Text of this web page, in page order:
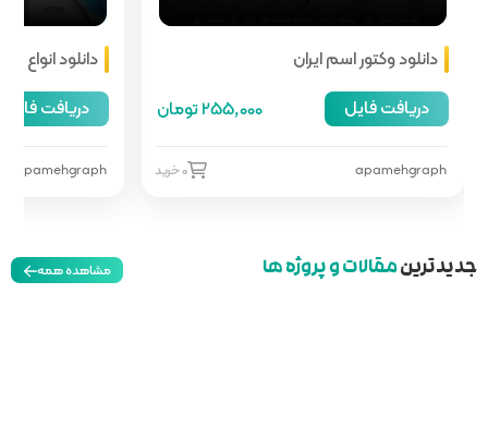
تومان
0 خرید
دانلود انواع هدر سایت
دریافت فایل
66,000 تومان
0 خرید
مشاهده همه